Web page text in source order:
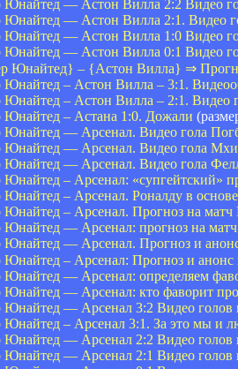
Юнайтед — Астон Вилла 2:2 Видео
Юнайтед — Астон Вилла 2:1. Видео
Юнайтед — Астон Вилла 1:0 Видео
Юнайтед — Астон Вилла 0:1 Видео
Юнайтед} – {Астон Вилла} ⇒
Юнайтед – Астон Вилла – 3:1.
Юнайтед – Астон Вилла – 2:1. Видео
Юнайтед – Астана 1:0. Дожали
Юнайтед — Арсенал. Видео гола
Юнайтед — Арсенал. Видео гола
Юнайтед — Арсенал. Видео гола
– Арсенал: «супгейтский»
Юнайтед – Арсенал. Роналду в
Юнайтед – Арсенал. Прогноз на матч
Юнайтед — Арсенал: прогноз на
Юнайтед — Арсенал. Прогноз и
Юнайтед – Арсенал: Прогноз и
Юнайтед — Арсенал: определяем
Юнайтед — Арсенал: кто фаворит
Юнайтед — Арсенал 3:2 Видео голов
Юнайтед – Арсенал 3:1. За это мы и
Юнайтед — Арсенал 2:2 Видео голов
Юнайтед — Арсенал 2:1 Видео голов